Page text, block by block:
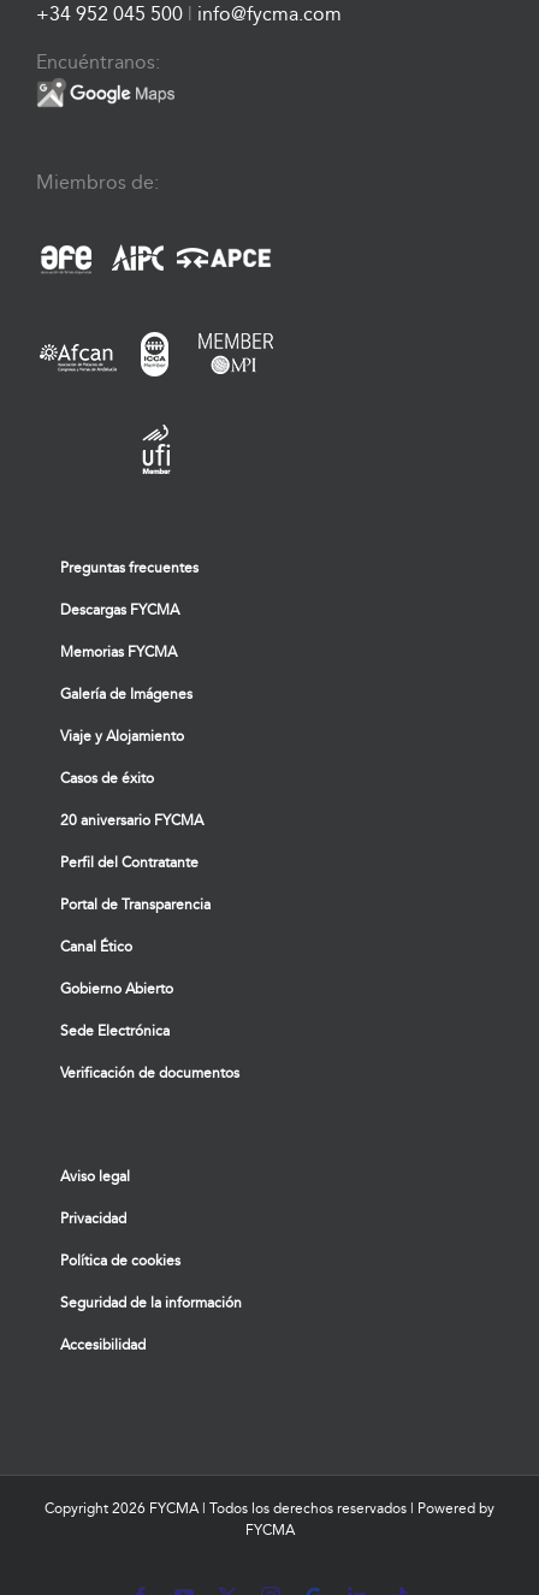
+34 952 045 500 | info@fycma.com
Encuéntranos:
Miembros de:
Preguntas frecuentes
Descargas FYCMA
Memorias FYCMA
Galería de Imágenes
Viaje y Alojamiento
Casos de éxito
20 aniversario FYCMA
Perfil del Contratante
Portal de Transparencia
Canal Ético
Gobierno Abierto
Sede Electrónica
Verificación de documentos
Aviso legal
Privacidad
Política de cookies
Seguridad de la información
Accesibilidad
Copyright 2026 FYCMA | Todos los derechos reservados | Powered by
FYCMA